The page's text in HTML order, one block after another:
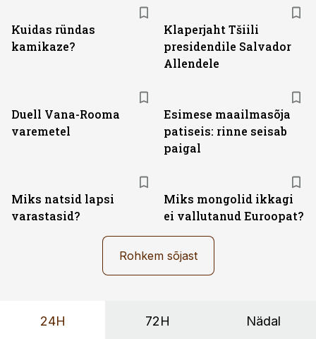
Kuidas ründas
kamikaze?
Klaperjaht Tšiili
presidendile Salvador
Allendele
Duell Vana-Rooma
varemetel
Esimese maailmasõja
patiseis: rinne seisab
paigal
Miks natsid lapsi
varastasid?
Miks mongolid ikkagi
ei vallutanud Euroopat?
Rohkem sõjast
24H 72H Nädal